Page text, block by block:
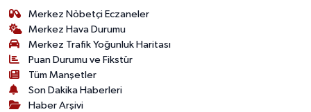
Merkez Nöbetçi Eczaneler
Merkez Hava Durumu
Merkez Trafik Yoğunluk Haritası
Puan Durumu ve Fikstür
Tüm Manşetler
Son Dakika Haberleri
Haber Arşivi